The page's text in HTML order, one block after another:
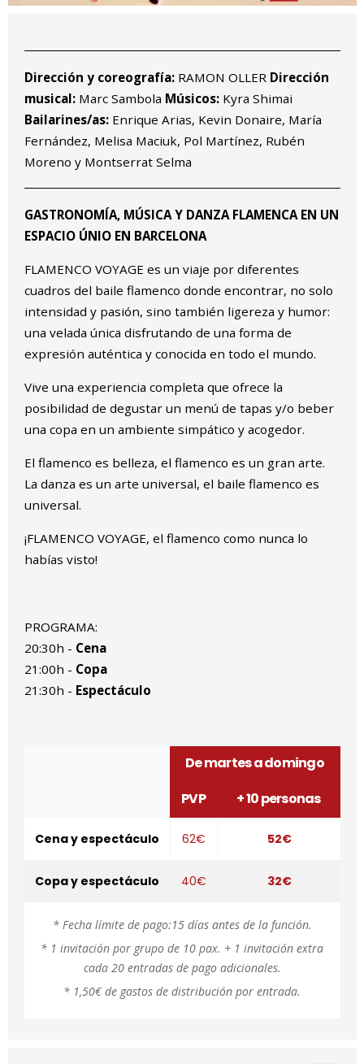
Dirección y coreografía: RAMON OLLER Dirección
musical:Marc Sambola Músicos:Kyra Shimai
Bailarines/as:Enrique Arias, Kevin Donaire, María
Fernández, Melisa Maciuk, Pol Martínez, Rubén
Moreno y Montserrat Selma
GASTRONOMÍA, MÚSICA Y DANZA FLAMENCA EN UN
ESPACIO ÚNIO EN BARCELONA
FLAMENCO VOYAGE es un viaje por diferentes
cuadros del baile flamenco donde encontrar, no solo
intensidad y pasión, sino también ligereza y humor:
una velada única disfrutando de una forma de
expresión auténtica y conocida en todo el mundo.
Vive una experiencia completa que ofrece la
posibilidad de degustar un menú de tapas y/o beber
una copa en un ambiente simpático y acogedor.
El flamenco es belleza, el flamenco es un gran arte.
La danza es un arte universal, el baile flamenco es
universal.
¡FLAMENCO VOYAGE, el flamenco como nunca lo
habías visto!
PROGRAMA:
20:30h - Cena
21:00h - Copa
21:30h - Espectáculo
De martes a domingo
PVP
+ 10 personas
Cena y espectáculo 62€ 52€
Copa y espectáculo 40€ 32€
* Fecha límite de pago:15 días antes de la función.
* 1 invitación por grupo de 10 pax. + 1 invitación extra
cada 20 entradas de pago adicionales.
* 1,50€ de gastos de distribución por entrada.